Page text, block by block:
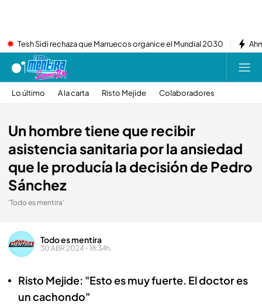
Tesh Sidi rechaza que Marruecos organice el Mundial 2030
Lo último A la carta Risto Mejide Colaboradores
Un hombre tiene que recibir
asistencia sanitaria por la ansiedad
que le producía la decisión de Pedro
Sánchez
'Todo es mentira'
Todo es mentira
30 ABR 2024 - 18:34h.
Risto Mejide: "Esto es muy fuerte. El doctor es
un cachondo"